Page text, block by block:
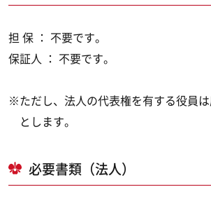
担 保 ： 不要です。
保証人 ： 不要です。
※ただし、法人の代表権を有する役員
とします。
必要書類（法人）